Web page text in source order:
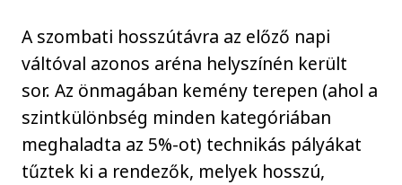
A szombati hosszútávra az előző napi
váltóval azonos aréna helyszínén került
sor. Az önmagában kemény terepen (ahol a
szintkülönbség minden kategóriában
meghaladta az 5%-ot) technikás pályákat
tűztek ki a rendezők, melyek hosszú,